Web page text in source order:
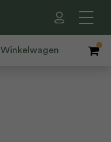
Winkelwagen